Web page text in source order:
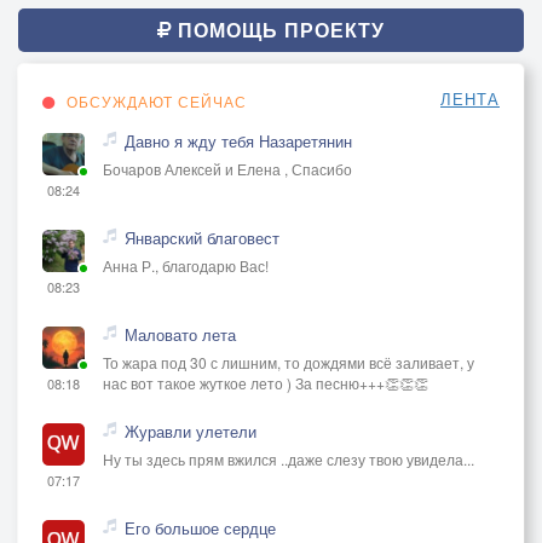
ПОМОЩЬ ПРОЕКТУ
ОБСУЖДАЮТ СЕЙЧАС ЛЕНТА
08:24
Давно я жду тебя Назаретянин
Бочаров Алексей и Елена , Спасибо
08:23
Январский благовест
Анна Р., благодарю Вас!
08:18
Маловато лета
То жара под 30 с лишним, то дождями всё заливает, у
нас вот такое жуткое лето ) За песню+++👏👏👏
07:17
Журавли улетели
Ну ты здесь прям вжился ..даже слезу твою увидела...
Его большое сердце